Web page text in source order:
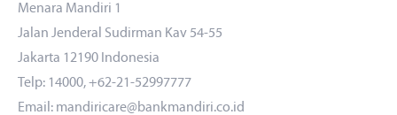
Menara Mandiri 1
Jalan Jenderal Sudirman Kav 54-55
Jakarta 12190 Indonesia
Telp: 14000, +62-21-52997777
Email: mandiricare@bankmandiri.co.id